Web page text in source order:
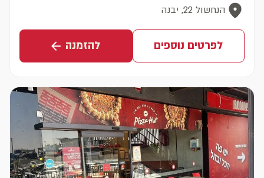
הנחשול 22, יבנה
לפרטים נוספים להזמנה